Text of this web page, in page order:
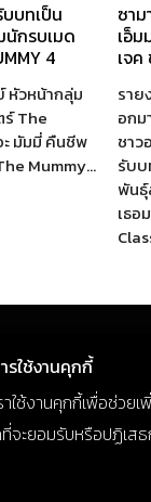
บทเป็น
นักรบเมด
4
หัวหน้ากลุ่ม
The
ะ มัมมี่ คืนชีพ
Mummy…
ซา
เอ็
เจค
ราย
อกม
ชาว
รับ
พันธุ์
เธอ
รใช้งานคุกกี้
าใช้งานคุกกี้เพื่อช่ว
จะยอมรับหรือปฏิเส